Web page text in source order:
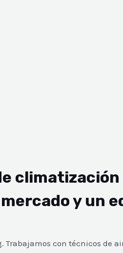
y un
Trabajamos con técnicos